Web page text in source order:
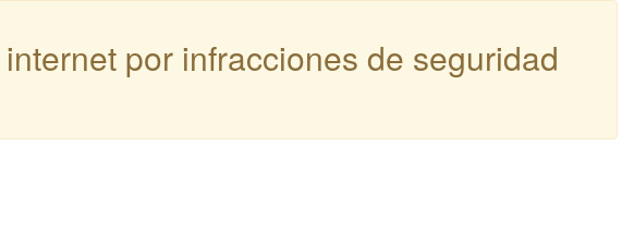
por infracciones de seguridad